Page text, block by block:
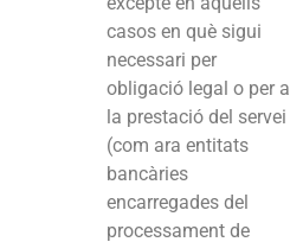
casos en què sigui
necessari per
obligació legal o per a
la prestació del servei
(com ara entitats
bancàries
encarregades del
processament de